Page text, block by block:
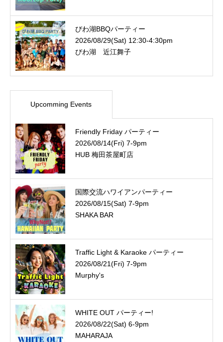
びわ湖BBQパーティー
2026/08/29(Sat) 12:30-4:30pm
びわ湖 近江舞子
Upcomming Events
Friendly Friday パーティー
2026/08/14(Fri) 7-9pm
HUB 梅田茶屋町店
国際交流ハワイアンパーティー
2026/08/15(Sat) 7-9pm
SHAKA BAR
Traffic Light & Karaoke パーティー
2026/08/21(Fri) 7-9pm
Murphy's
WHITE OUT パーティー!
2026/08/22(Sat) 6-9pm
MAHARAJA